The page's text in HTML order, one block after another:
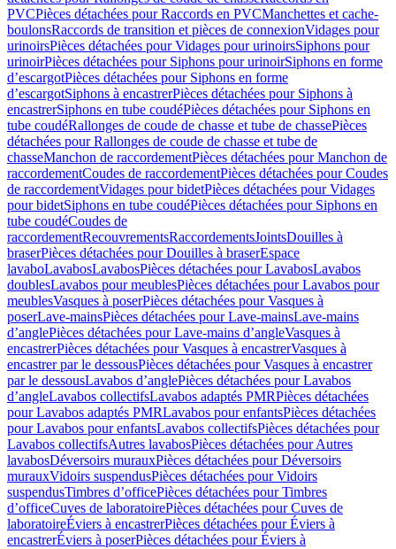
PVCPièces détachées pour Raccords en PVCManchettes et cache-
boulonsRaccords de transition et pièces de connexionVidages pour
urinoirsPièces détachées pour Vidages pour urinoirsSiphons pour
urinoirPièces détachées pour Siphons pour urinoirSiphons en forme
d’escargotPièces détachées pour Siphons en forme
d’escargotSiphons à encastrerPièces détachées pour Siphons à
encastrerSiphons en tube coudéPièces détachées pour Siphons en
tube coudéRallonges de coude de chasse et tube de chassePièces
détachées pour Rallonges de coude de chasse et tube de
chasseManchon de raccordementPièces détachées pour Manchon de
raccordementCoudes de raccordementPièces détachées pour Coudes
de raccordementVidages pour bidetPièces détachées pour Vidages
pour bidetSiphons en tube coudéPièces détachées pour Siphons en
tube coudéCoudes de
raccordementRecouvrementsRaccordementsJointsDouilles à
braserPièces détachées pour Douilles à braserEspace
lavaboLavabosLavabosPièces détachées pour LavabosLavabos
doublesLavabos pour meublesPièces détachées pour Lavabos pour
meublesVasques à poserPièces détachées pour Vasques à
poserLave-mainsPièces détachées pour Lave-mainsLave-mains
d’anglePièces détachées pour Lave-mains d’angleVasques à
encastrerPièces détachées pour Vasques à encastrerVasques à
encastrer par le dessousPièces détachées pour Vasques à encastrer
par le dessousLavabos d’anglePièces détachées pour Lavabos
d’angleLavabos collectifsLavabos adaptés PMRPièces détachées
pour Lavabos adaptés PMRLavabos pour enfantsPièces détachées
pour Lavabos pour enfantsLavabos collectifsPièces détachées pour
Lavabos collectifsAutres lavabosPièces détachées pour Autres
lavabosDéversoirs murauxPièces détachées pour Déversoirs
murauxVidoirs suspendusPièces détachées pour Vidoirs
suspendusTimbres dʼofficePièces détachées pour Timbres
dʼofficeCuves de laboratoirePièces détachées pour Cuves de
laboratoireÉviers à encastrerPièces détachées pour Éviers à
encastrerÉviers à poserPièces détachées pour Éviers à